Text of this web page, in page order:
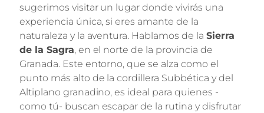
sugerimos visitar un lugar donde vivirás una
experiencia única, si eres amante de la
naturaleza y la aventura. Hablamos de la Sierra
de la Sagra, en el norte de la provincia de
Granada. Este entorno, que se alza como el
punto más alto de la cordillera Subbética y del
Altiplano granadino, es ideal para quienes -
como tú- buscan escapar de la rutina y disfrutar